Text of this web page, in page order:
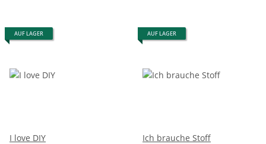
AUF LAGER
I love DIY
AUF LAGER
Ich brauche Stoff